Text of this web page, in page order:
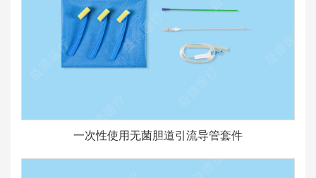
一次性使用无菌胆道引流导管套件